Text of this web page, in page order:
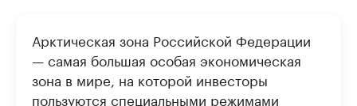
Арктическая зона Российской Федерации
— самая большая особая экономическая
зона в мире, на которой инвесторы
пользуются специальными режимами